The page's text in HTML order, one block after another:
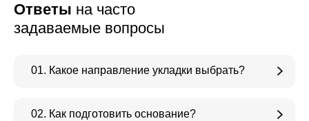
Ответы на часто
задаваемые вопросы
01. Какое направление укладки выбрать?
02. Как подготовить основание?